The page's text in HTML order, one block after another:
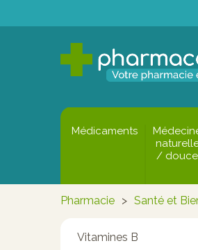
Médicaments
/
Pharmacie > Santé et
Vitamines B